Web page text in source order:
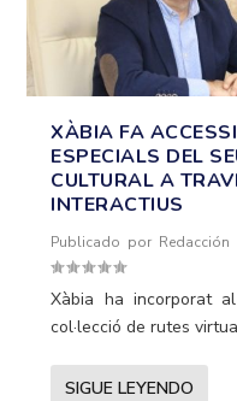
XÀBIA FA
ESPECIALS DEL
CULTURAL A
INTERACTIUS
Publicado por Redacción
Xàbia ha incorporat
col·lecció de rutes
SIGUE LEYENDO